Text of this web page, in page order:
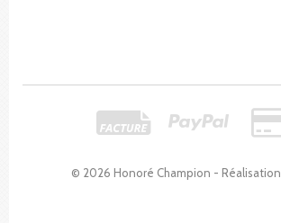
© 2026 Honoré Champion - Réalisation